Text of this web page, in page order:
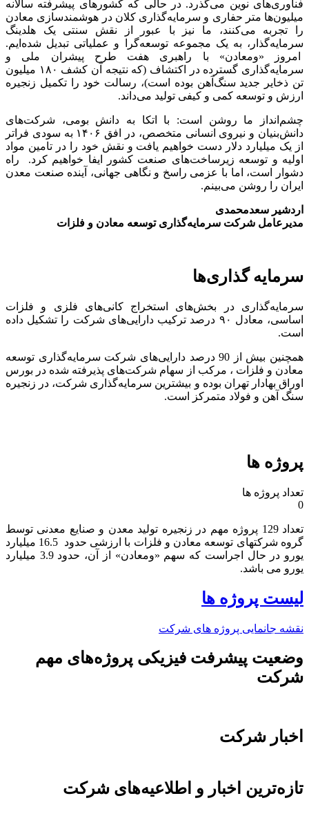
فناوری‌های نوین می‌گذرد. در حالی که کشورهای پیشرفته سالانه
میلیون‌ها متر حفاری و سرمایه‌گذاری کلان در هوشمندسازی معادن
را تجربه می‌کنند، ما نیز با عبور از نقش سنتی یک هلدینگ
سرمایه‌گذار، به یک مجموعه توسعه‌گرا و عملیاتی تبدیل شده‌ایم.
امروز «ومعادن» با راهبری هفت طرح پیشران ملی و
سرمایه‌گذاری گسترده در اکتشاف (که نتیجه آن کشف ۱۸۰ میلیون
تن ذخایر جدید سنگ‌آهن بوده است)، رسالت خود را تکمیل زنجیره
ارزش و توسعه کمی و کیفی تولید می‌داند.
چشم‌انداز ما روشن است: با اتکا به دانش بومی، شرکت‌های
دانش‌بنیان و نیروی انسانی متخصص، در افق ۱۴۰۶ به سودی فراتر
از یک میلیارد دلار دست خواهیم یافت و نقش خود را در تامین مواد
اولیه و توسعه زیرساخت‌های صنعت کشور ایفا خواهیم کرد. راه
دشوار است، اما با عزمی راسخ و نگاهی جهانی، آینده صنعت معدن
ایران را روشن می‌بینم.
اردشیر سعدمحمدی
مدیرعامل شرکت سرمایه‌گذاری توسعه معادن و فلزات
سرمایه گذاری‌ها
سرمایه‌گذاری در بخش‌های استخراج کانی‌های فلزی و فلزات
اساسی، معادل ۹۰ درصد ترکیب دارایی‌های شرکت را تشکیل داده
است.
همچنین بیش از 90 درصد دارایی‌های شرکت سرمایه‌گذاری توسعه
معادن و فلزات ، مرکب از سهام شرکت‌های پذیرفته شده در بورس
اوراق بهادار تهران بوده و بیشترین سرمایه‌گذاری شرکت، در زنجیره
سنگ آهن و فولاد متمرکز است.
پروژه ها
تعداد پروژه ها
0
تعداد 129 پروژه مهم در زنجیره تولید معدن و صنایع معدنی توسط
گروه شرکتهای توسعه معادن و فلزات با ارزشی حدود 16.5 میلیارد
یورو در حال اجراست که سهم «ومعادن» از آن، حدود 3.9 میلیارد
یورو می باشد.​
لیست پروژه ها
نقشه جانمایی پروژه های شرکت
وضعیت پیشرفت فیزیکی پروژه‌های مهم
شرکت
اخبار شرکت
تازه‌ترین اخبار و اطلاعیه‌های شرکت